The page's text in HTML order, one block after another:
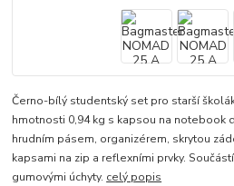
Černo-bílý studentský set pro starší
hmotnosti 0,94 kg s kapsou na notebook
hrudním pásem, organizérem, skrytou
kapsami na zip a reflexními prvky.
gumovými úchyty. celý popis